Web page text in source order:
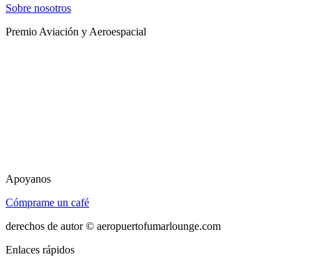
Sobre nosotros
Premio Aviación y Aeroespacial
Apoyanos
Cómprame un café
derechos de autor © aeropuertofumarlounge.com
Enlaces rápidos